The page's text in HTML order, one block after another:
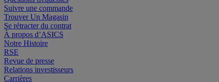
Suivre une commande
Trouver Un Magasin
Se rétracter du contrat
À propos d’ASICS
Notre Histoire
RSE
Revue de presse
Relations investisseurs
Carrières